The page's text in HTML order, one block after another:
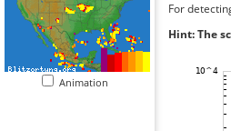
Animation
For
Hint: The